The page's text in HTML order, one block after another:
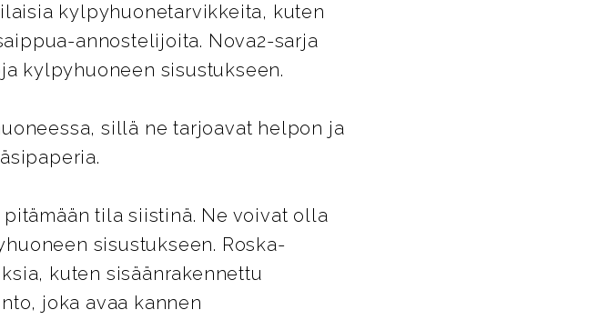
kylpyhuonetarvikkeita, kuten
annostelijoita. Nova2-sarja
kylpyhuoneen sisustukseen.
sillä ne tarjoavat helpon ja
tila siistinä. Ne voivat olla
sisustukseen. Roska-
kuten sisäänrakennettu
joka avaa kannen